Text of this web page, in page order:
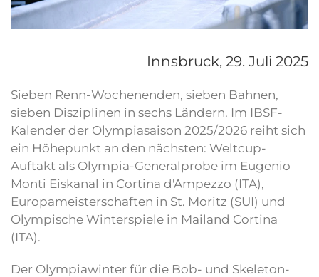
Innsbruck, 29. Juli 2025
Sieben Renn-Wochenenden, sieben Bahnen,
sieben Disziplinen in sechs Ländern. Im IBSF-
Kalender der Olympiasaison 2025/2026 reiht sich
ein Höhepunkt an den nächsten: Weltcup-
Auftakt als Olympia-Generalprobe im Eugenio
Monti Eiskanal in Cortina d'Ampezzo (ITA),
Europameisterschaften in St. Moritz (SUI) und
Olympische Winterspiele in Mailand Cortina
(ITA).
Der Olympiawinter für die Bob- und Skeleton-